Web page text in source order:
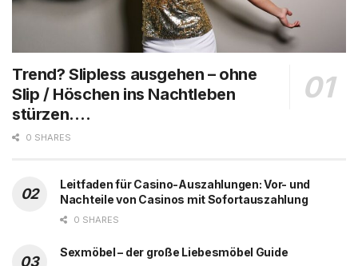
Trend? Slipless ausgehen – ohne
Slip / Höschen ins Nachtleben
stürzen….
0 SHARES
Leitfaden für Casino-Auszahlungen: Vor- und
Nachteile von Casinos mit Sofortauszahlung
0 SHARES
Sexmöbel – der große Liebesmöbel Guide